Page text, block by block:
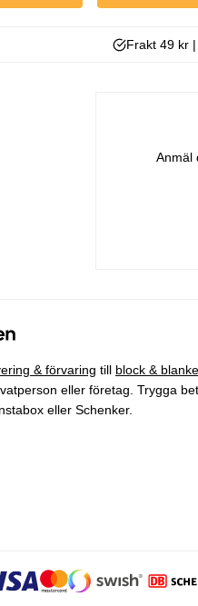
Frakt 49 kr
Anmäl
& förvaring till block &
eller företag. Trygga
eller Schenker.